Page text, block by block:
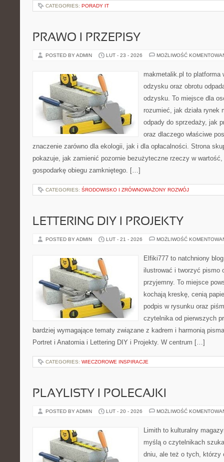
CATEGORIES: PORADY IT
PRAWO I PRZEPISY
POSTED BY ADMIN LUT - 23 - 2026 MOŻLIWOŚĆ
makmetalik.pl to platforma
odzysku oraz obrotu
odzysku. To miejsce dla
rozumieć, jak działa rynek
odpady do sprzedaży, jak
oraz dlaczego właściwe
znaczenie zarówno dla ekologii, jak i dla opłacalności. Strona
pokazuje, jak zamienić pozornie bezużyteczne rzeczy w
gospodarkę obiegu zamkniętego. […]
CATEGORIES: ŚRODOWISKO I ZRÓWNOWAŻONY ROZWÓJ
LETTERING DIY I PROJEKTY
POSTED BY ADMIN LUT - 21 - 2026 MOŻLIWOŚĆ
Elfiki777 to natchniony
ilustrować i tworzyć pismo
przyjemny. To miejsce
kochają kreskę, cenią
podpis w rysunku oraz
czytelnika od pierwszych
bardziej wymagające tematy związane z kadrem i harmonią
Portret i Anatomia i Lettering DIY i Projekty. W centrum […]
CATEGORIES: WIECZOROWE INSPIRACJE
PLAYLISTY I POLECAJKI
POSTED BY ADMIN LUT - 20 - 2026 MOŻLIWOŚĆ
Limith to kulturalny
myślą o czytelnikach
dniu, ale też o tych, którzy